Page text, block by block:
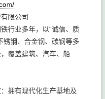
限公司
行业多年，以“诚信、质
锈钢、合金钢、碳钢等多
覆盖建筑、汽车、船
拥有现代化生产基地及